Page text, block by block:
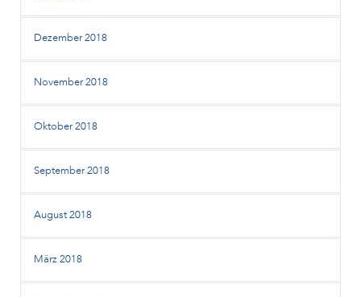
Dezember 2018
November 2018
Oktober 2018
September 2018
August 2018
März 2018